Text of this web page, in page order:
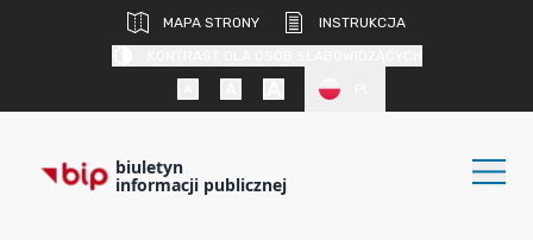
MAPA STRONY
INSTRUKCJA
biuletyn
informacji publicznej